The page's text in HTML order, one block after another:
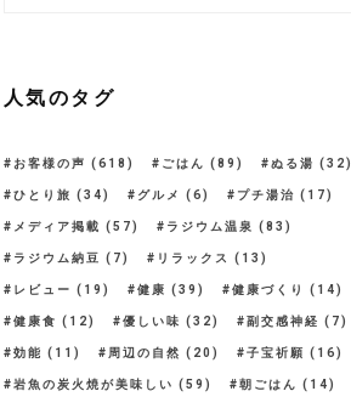
人気のタグ
お客様の声 (618) ごはん (89) ぬる湯 (32)
ひとり旅 (34) グルメ (6) プチ湯治 (17)
メディア掲載 (57) ラジウム温泉 (83)
ラジウム納豆 (7) リラックス (13)
レビュー (19) 健康 (39) 健康づくり (14)
健康食 (12) 優しい味 (32) 副交感神経 (7)
効能 (11) 周辺の自然 (20) 子宝祈願 (16)
岩魚の炭火焼が美味しい (59) 朝ごはん (14)